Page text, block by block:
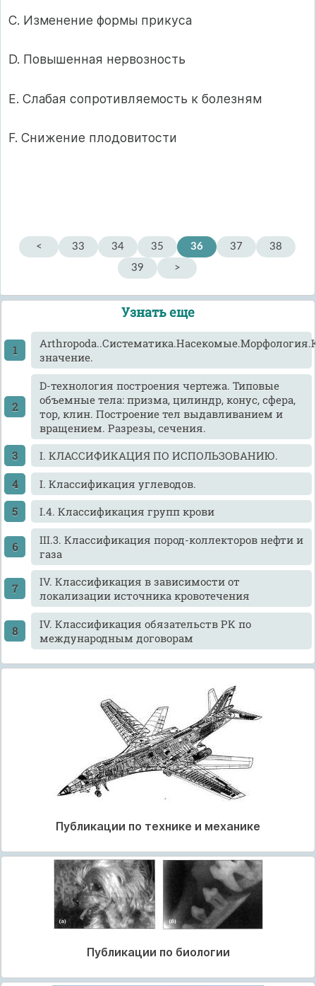
C. Изменение формы прикуса
D. Повышенная нервозность
E. Слабая сопротивляемость к болезням
F. Снижение плодовитости
< 33 34 35 36 37
38
39
>
Узнать еще
значение.
D-технология построения чертежа. Типовые
объемные тела: призма, цилиндр, конус, сфера,
тор, клин. Построение тел выдавливанием и
вращением. Разрезы, сечения.
I. КЛАССИФИКАЦИЯ ПО ИСПОЛЬЗОВАНИЮ.
I. Классификация углеводов.
I.4. Классификация групп крови
III.3. Классификация пород-коллекторов нефти и
газа
IV. Классификация в зависимости от
локализации источника кровотечения
IV. Классификация обязательств РК по
международным договорам
Публикации по технике и механике
Публикации по биологии